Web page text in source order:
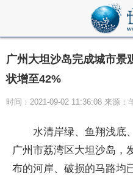
广州大坦沙岛完成城市景
状增至42%
时间：2021-09-02 11:36:08 来源：
水清岸绿、鱼翔浅
广州市荔湾区大坦沙岛，
布的河岸、破损的马路均